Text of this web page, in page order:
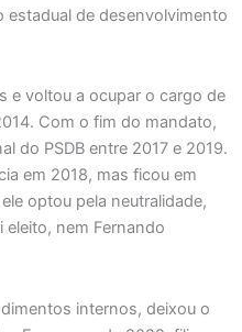
de desenvolvimento
e voltou a ocupar o cargo de
Com o fim do mandato,
do PSDB entre 2017 e 2019.
em 2018, mas ficou em
optou pela neutralidade,
nem Fernando
internos, deixou o